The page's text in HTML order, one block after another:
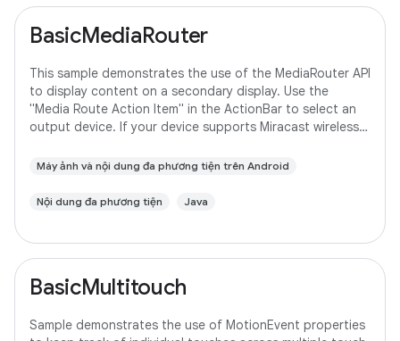
BasicMediaRouter
This sample demonstrates the use of the MediaRouter API
to display content on a secondary display. Use the
"Media Route Action Item" in the ActionBar to select an
output device. If your device supports Miracast wireless
Máy ảnh và nội dung đa phương tiện trên Android
Nội dung đa phương tiện Java
BasicMultitouch
Sample demonstrates the use of MotionEvent properties